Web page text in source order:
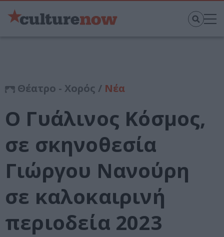
Θέατρο - Χορός / Νέα
O Γυάλινος Κόσμος,
σε σκηνοθεσία
Γιώργου Νανούρη
σε καλοκαιρινή
περιοδεία 2023